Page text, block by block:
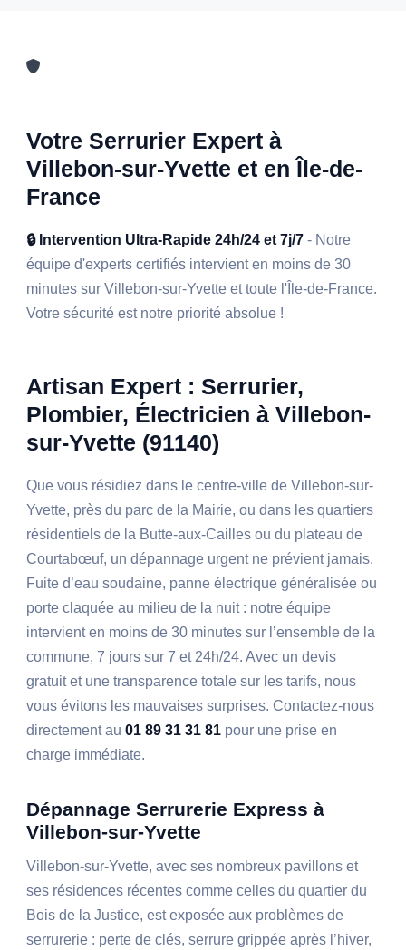
Votre Serrurier Expert à
Villebon-sur-Yvette et en Île-de-
France
🔒 Intervention Ultra-Rapide 24h/24 et 7j/7 - Notre
équipe d'experts certifiés intervient en moins de 30
minutes sur Villebon-sur-Yvette et toute l'Île-de-France.
Votre sécurité est notre priorité absolue !
Artisan Expert : Serrurier,
Plombier, Électricien à Villebon-
sur-Yvette (91140)
Que vous résidiez dans le centre-ville de Villebon-sur-
Yvette, près du parc de la Mairie, ou dans les quartiers
résidentiels de la Butte-aux-Cailles ou du plateau de
Courtabœuf, un dépannage urgent ne prévient jamais.
Fuite d’eau soudaine, panne électrique généralisée ou
porte claquée au milieu de la nuit : notre équipe
intervient en moins de 30 minutes sur l’ensemble de la
commune, 7 jours sur 7 et 24h/24. Avec un devis
gratuit et une transparence totale sur les tarifs, nous
vous évitons les mauvaises surprises. Contactez-nous
directement au01 89 31 31 81 pour une prise en
charge immédiate.
Dépannage Serrurerie Express à
Villebon-sur-Yvette
Villebon-sur-Yvette, avec ses nombreux pavillons et
ses résidences récentes comme celles du quartier du
Bois de la Justice, est exposée aux problèmes de
serrurerie : perte de clés, serrure grippée après l’hiver,